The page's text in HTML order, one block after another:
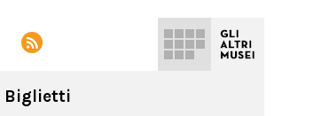
Biglietti